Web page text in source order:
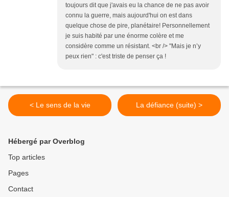
toujours dit que j'avais eu la chance de ne pas avoir
connu la guerre, mais aujourd'hui on est dans
quelque chose de pire, planétaire! Personnellement
je suis habité par une énorme colère et me
considère comme un résistant. <br /> "Mais je n’y
peux rien" : c'est triste de penser ça !
< Le sens de la vie La défiance (suite) >
Hébergé par Overblog
Top articles
Pages
Contact